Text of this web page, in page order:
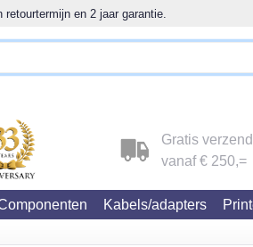
retourtermijn en 2 jaar garantie.
WIJ ZIJN VERHUISD !!!!!
Gratis
vanaf € 250,=
Kabels/adapters